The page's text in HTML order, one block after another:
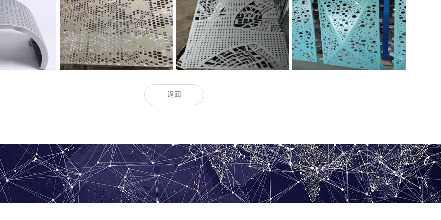
铝单板 吊顶雕花铝单板 雕刻雕花铝单板 彩绘雕花铝单板
返回